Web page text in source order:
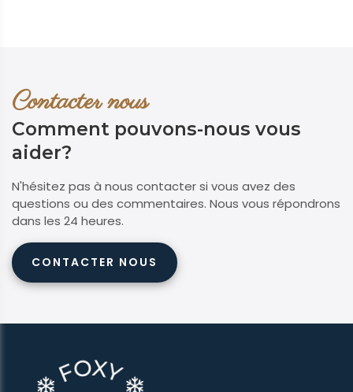
Contacter nous
Comment pouvons-nous vous
aider?
N'hésitez pas à nous contacter si vous avez des
questions ou des commentaires. Nous vous répondrons
dans les 24 heures.
CONTACTER NOUS